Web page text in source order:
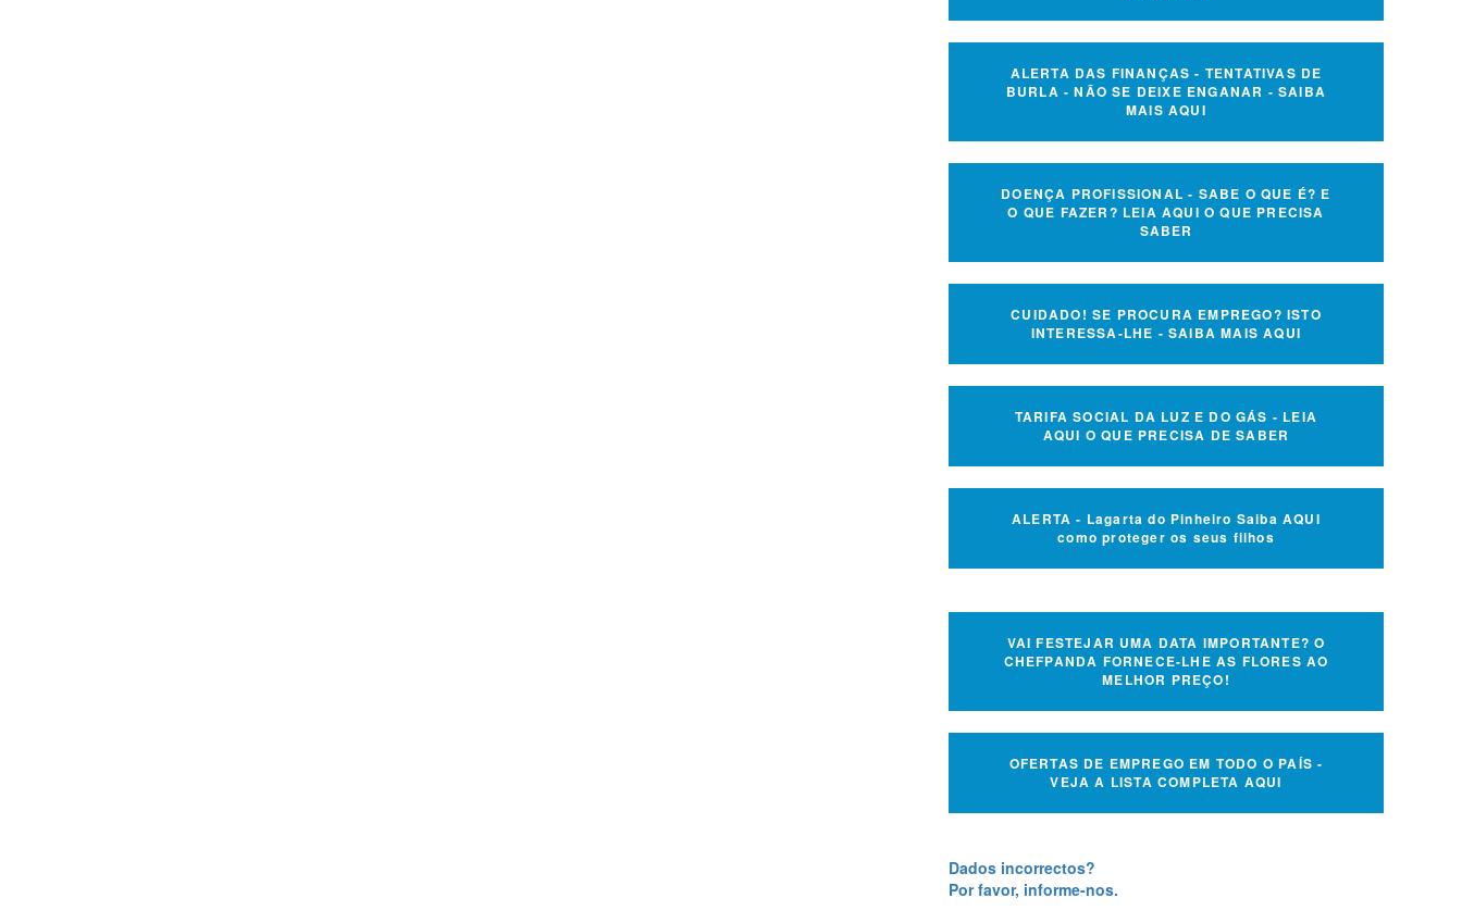
ALERTA DAS FINANÇAS - TENTATIVAS DE
BURLA - NÃO SE DEIXE ENGANAR - SAIBA
MAIS AQUI
DOENÇA PROFISSIONAL - SABE O QUE É? E
O QUE FAZER? LEIA AQUI O QUE PRECISA
SABER
CUIDADO! SE PROCURA EMPREGO? ISTO
INTERESSA-LHE - SAIBA MAIS AQUI
TARIFA SOCIAL DA LUZ E DO GÁS - LEIA
AQUI O QUE PRECISA DE SABER
ALERTA - Lagarta do Pinheiro Saiba AQUI
como proteger os seus filhos
VAI FESTEJAR UMA DATA IMPORTANTE? O
CHEFPANDA FORNECE-LHE AS FLORES AO
MELHOR PREÇO!
OFERTAS DE EMPREGO EM TODO O PAÍS -
VEJA A LISTA COMPLETA AQUI
Dados incorrectos?
Por favor, informe-nos.